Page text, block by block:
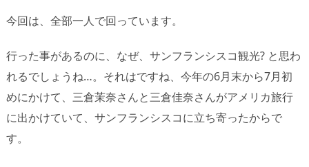
今回は、全部一人で回っています。
行った事があるのに、なぜ、サンフランシスコ観光? と思わ
れるでしょうね…。それはですね、今年の6月末から7月初
めにかけて、三倉茉奈さんと三倉佳奈さんがアメリカ旅行
に出かけていて、サンフランシスコに立ち寄ったからで
す。